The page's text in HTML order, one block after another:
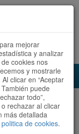
Español | Català
por:Más recientes
mejorar
y analizar
cookies nos
y mostrarle
clicar en “Aceptar
puede
todo”,
rechazar al clicar
más detallada
politica de cookies.